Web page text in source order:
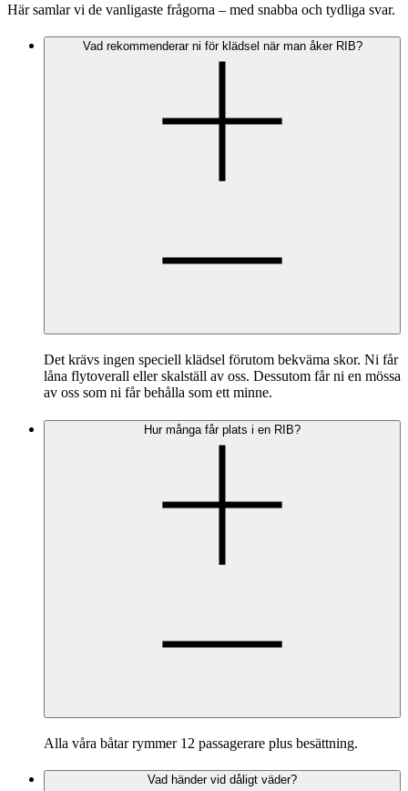
Här samlar vi de vanligaste frågorna – med snabba och tydliga svar.
Vad rekommenderar ni för klädsel när man åker RIB?
Det krävs ingen speciell klädsel förutom bekväma skor. Ni får
låna flytoverall eller skalställ av oss. Dessutom får ni en mössa
av oss som ni får behålla som ett minne.
Hur många får plats i en RIB?
Alla våra båtar rymmer 12 passagerare plus besättning.
Vad händer vid dåligt väder?